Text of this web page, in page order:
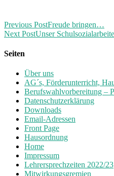
Previous PostFreude bringen…
Next PostUnser
Seiten
Über uns
AG´s, Förderunterricht,
Berufswahlvorbereitung –
Datenschutzerklärung
Downloads
Email-Adressen
Front Page
Hausordnung
Home
Impressum
Lehrersprechzeiten 2022/23
Mitwirkungsgremien